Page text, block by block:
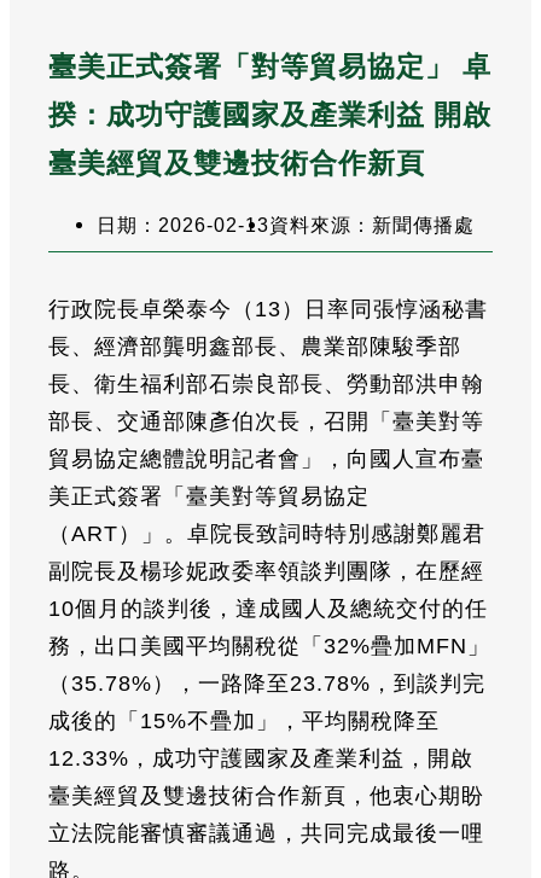
臺美正式簽署「對等貿易協定」 卓
揆：成功守護國家及產業利益 開啟
臺美經貿及雙邊技術合作新頁
日期：2026-02-13資料來源：新聞傳播處
行政院長卓榮泰今（13）日率同張惇涵秘書
長、經濟部龔明鑫部長、農業部陳駿季部
長、衛生福利部石崇良部長、勞動部洪申翰
部長、交通部陳彥伯次長，召開「臺美對等
貿易協定總體說明記者會」，向國人宣布臺
美正式簽署「臺美對等貿易協定
（ART）」。卓院長致詞時特別感謝鄭麗君
副院長及楊珍妮政委率領談判團隊，在歷經
10個月的談判後，達成國人及總統交付的任
務，出口美國平均關稅從「32%疊加MFN」
（35.78%），一路降至23.78%，到談判完
成後的「15%不疊加」，平均關稅降至
12.33%，成功守護國家及產業利益，開啟
臺美經貿及雙邊技術合作新頁，他衷心期盼
立法院能審慎審議通過，共同完成最後一哩
路。